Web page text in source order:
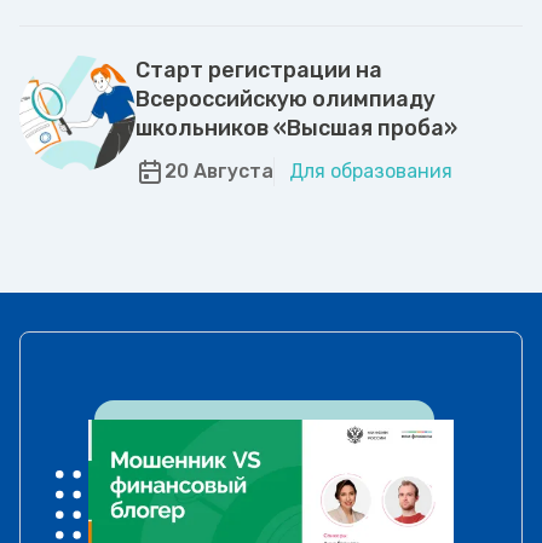
Старт регистрации на
Всероссийскую олимпиаду
школьников «Высшая проба»
20 Августа Для образования